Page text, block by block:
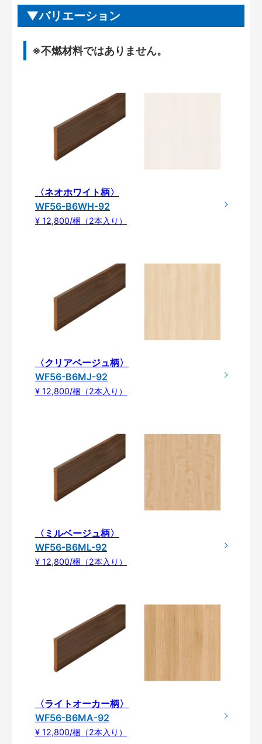
バリエーション
※不燃材料ではありません。
〈ネオホワイト柄〉
WF56-B6WH-92
¥ 12,800/梱（2本入り）
〈クリアベージュ柄〉
WF56-B6MJ-92
¥ 12,800/梱（2本入り）
〈ミルベージュ柄〉
WF56-B6ML-92
¥ 12,800/梱（2本入り）
〈ライトオーカー柄〉
WF56-B6MA-92
¥ 12,800/梱（2本入り）